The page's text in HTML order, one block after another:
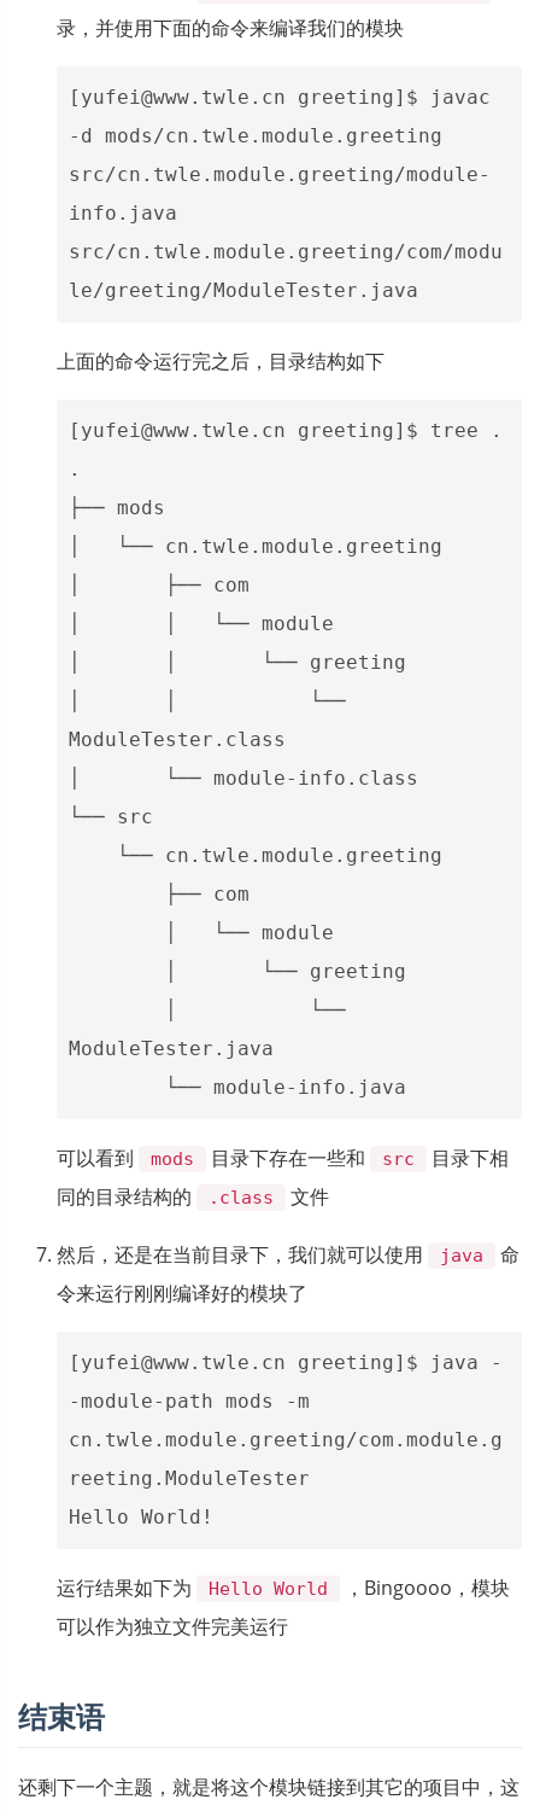
录，并使用下面的命令来编译我们的模块
[yufei@www.twle.cn greeting]$ javac
-d mods/cn.twle.module.greeting
src/cn.twle.module.greeting/module-
info.java
src/cn.twle.module.greeting/com/modu
上面的命令运行完之后，目录结构如下
[yufei@www.twle.cn greeting]$ tree .
.
├── mods
│   └── cn.twle.module.greeting
│       ├── com
│       │   └── module
│       │       └── greeting
│       │           └──
ModuleTester.class
│       └── module-info.class
└── src
ModuleTester.java
可以看到 mods 目录下存在一些和 src
目录下相
同的目录结构的
.class 文件
然后，还是在当前目录下，我们就可以使用 java
命
令来运行刚刚编译好的模块了
[yufei@www.twle.cn greeting]$ java -
-module-path mods -m
cn.twle.module.greeting/com.module.g
reeting.ModuleTester
运行结果如下为 Hello World
，Bingoooo，模块
可以作为独立文件完美运行
结束语
还剩下一个主题，就是将这个模块链接到其它的项目中，这